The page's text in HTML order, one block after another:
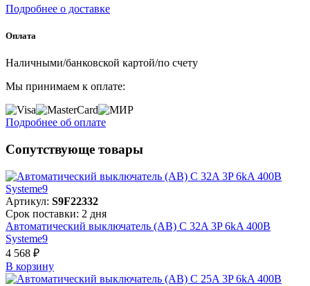
Подробнее о доставке
Оплата
Наличными/банковской картой/по счету
Мы принимаем к оплате:
Подробнее об оплате
Сопутствующе товары
Артикул: S9F22332
Срок поставки: 2 дня
Автоматический выключатель (АВ) C 32A 3P 6kA 400В
Systeme9
4 568 ₽
В корзинy